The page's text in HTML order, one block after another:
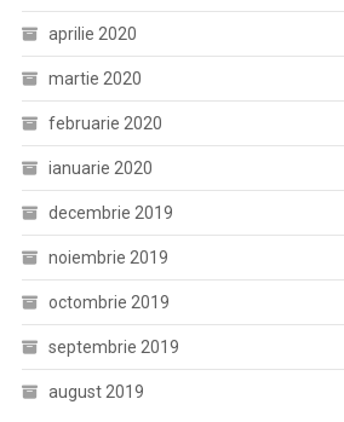
aprilie 2020
martie 2020
februarie 2020
ianuarie 2020
decembrie 2019
noiembrie 2019
octombrie 2019
septembrie 2019
august 2019